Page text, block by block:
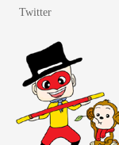
Twitter